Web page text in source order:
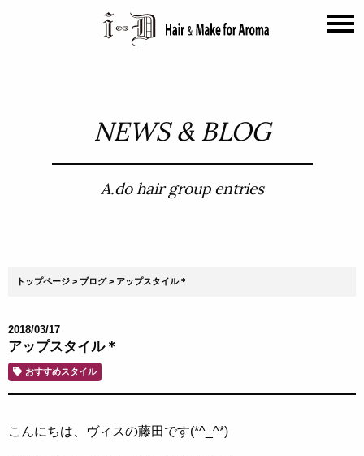
NEWS & BLOG
A.do hair group entries
トップページ ブログ アップスタイル＊
2018/03/17
アップスタイル＊
おすすめスタイル
こんにちは、ヴィスの藤田です(*^_^*)